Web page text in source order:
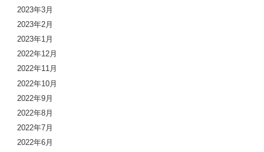
2023年3月
2023年2月
2023年1月
2022年12月
2022年11月
2022年10月
2022年9月
2022年8月
2022年7月
2022年6月